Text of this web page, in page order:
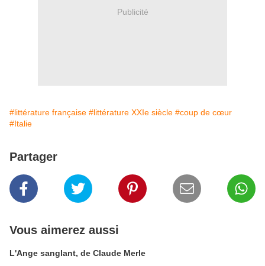
Publicité
#littérature française #littérature XXIe siècle #coup de cœur
#Italie
Partager
Vous aimerez aussi
L'Ange sanglant, de Claude Merle